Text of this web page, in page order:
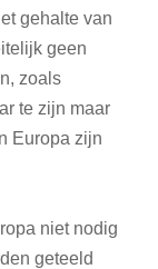
gehalte van
geen
zoals
te zijn maar
Europa zijn
niet nodig
geteeld